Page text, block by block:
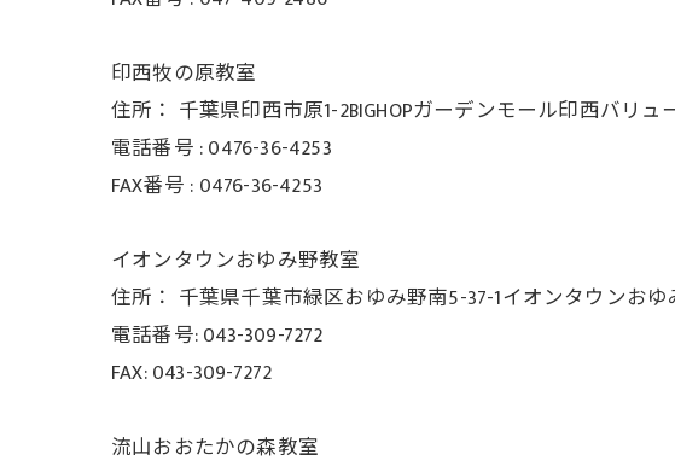
印西牧の原教室
住所： 千葉県印西市原1-2BIGHOPガーデンモール印西バリュ
電話番号 :0476-36-4253
FAX番号 : 0476-36-4253
イオンタウンおゆみ野教室
住所： 千葉県千葉市緑区おゆみ野南5-37-1イオンタウンおゆ
電話番号: 043-309-7272
FAX: 043-309-7272
流山おおたかの森教室